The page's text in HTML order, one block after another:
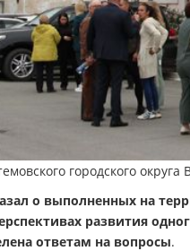
городского
о выполненных на
развития
ответам на вопросы.